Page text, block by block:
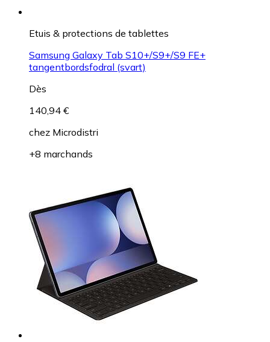
Etuis & protections de tablettes
Samsung Galaxy Tab S10+/S9+/S9 FE+
tangentbordsfodral (svart)
Dès
140,94 €
chez Microdistri
+8 marchands